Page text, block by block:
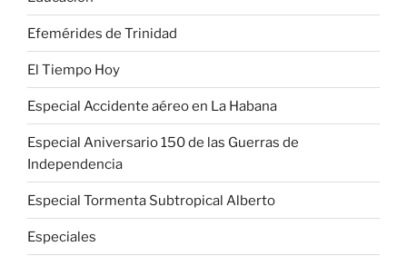
Efemérides de Trinidad
El Tiempo Hoy
Especial Accidente aéreo en La Habana
Especial Aniversario 150 de las Guerras de
Independencia
Especial Tormenta Subtropical Alberto
Especiales